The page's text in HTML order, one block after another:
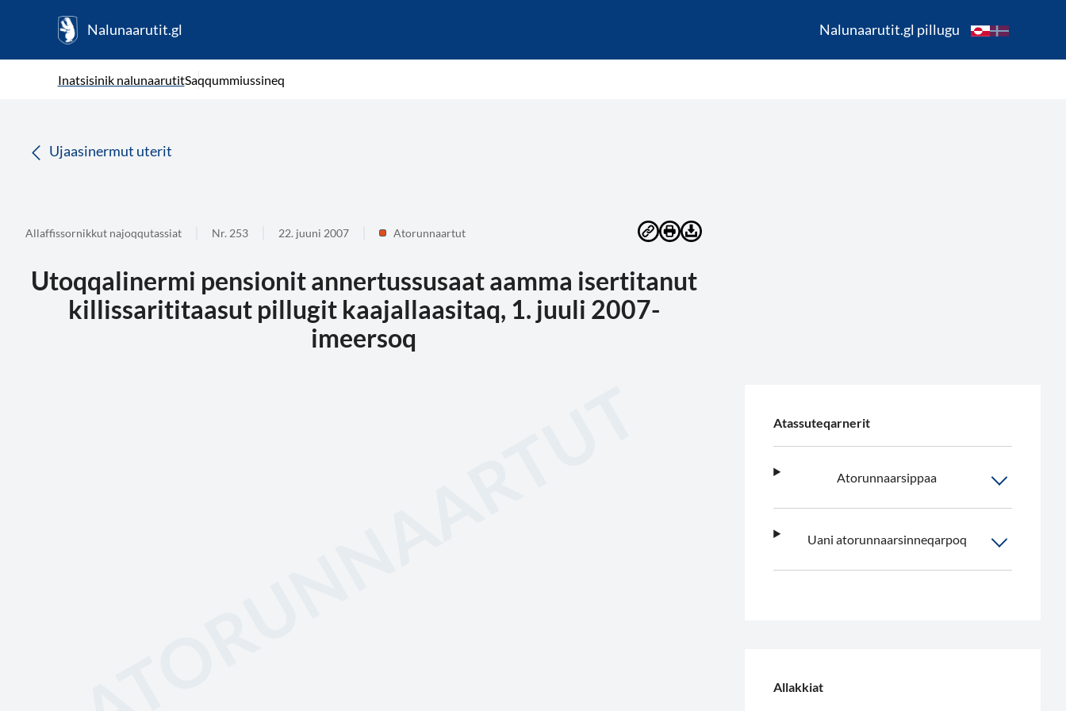
Nalunaarutit.gl Nalunaarutit.gl pillugu
Inatsisinik nalunaarutitSaqqummiussineq
Ujaasinermut uterit
Allaffissornikkut najoqqutassiat Nr. 253 22. juuni 2007 Atorunnaartut
Utoqqalinermi pensionit annertussusaat aamma isertitanut
killissarititaasut pillugit kaajallaasitaq, 1. juuli 2007-
imeersoq
Atassuteqarnerit
Atorunnaarsippaa
Uani atorunnaarsinneqarpoq
Allakkiat